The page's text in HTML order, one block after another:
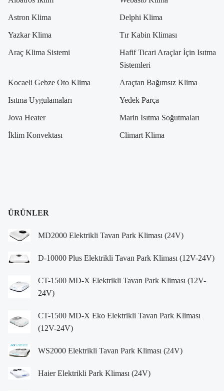
Astron Klima Delphi Klima
Yazkar Klima Tır Kabin Kliması
Araç Klima Sistemi
Hafif Ticari Araçlar İçin Isıtma
Sistemleri
Kocaeli Gebze Oto Klima Araçtan Bağımsız Klima
Isıtma Uygulamaları Yedek Parça
Jova Heater Marin Isıtma Soğutmaları
İklim Konvektası Climart Klima
ÜRÜNLER
MD2000 Elektrikli Tavan Park Kliması (24V)
D-10000 Plus Elektrikli Tavan Park Kliması (12V-24V)
CT-1500 MD-X Elektrikli Tavan Park Kliması (12V-
24V)
CT-1500 MD-X Eko Elektrikli Tavan Park Kliması
(12V-24V)
WS2000 Elektrikli Tavan Park Kliması (24V)
Haier Elektrikli Park Kliması (24V)